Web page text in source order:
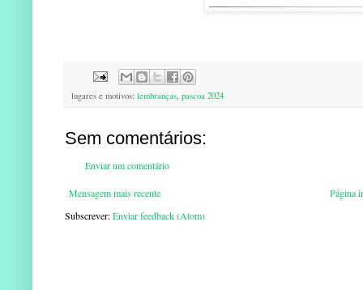
lugares e motivos: lembranças, pascoa 2024
Sem comentários:
Enviar um comentário
Mensagem mais recente
Página
Subscrever:Enviar feedback (Atom)